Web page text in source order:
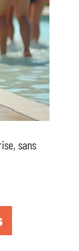
sans